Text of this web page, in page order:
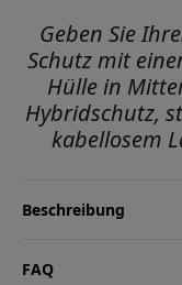
Geben Sie
Schutz mit
Hülle in
Hybridschutz,
kabellosem
Beschreibung
FAQ